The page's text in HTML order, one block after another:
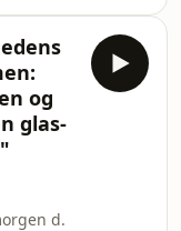
201
en pris
kan
med
og
glas-
d.